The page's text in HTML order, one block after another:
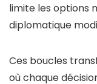
limite les options
diplomatique
Ces boucles
où chaque